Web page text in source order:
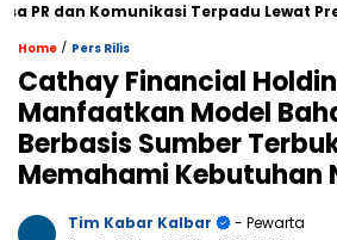
dan Komunikasi Terpadu Lewat Press
Home / Pers Rilis
Cathay Financial
Manfaatkan Model
Berbasis Sumber
Memahami Kebutuhan
Tim Kabar Kalbar
- Pewarta